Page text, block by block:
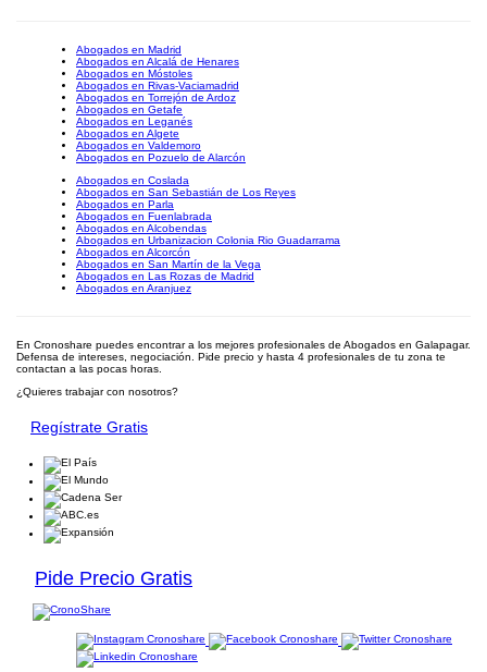
Abogados en Madrid
Abogados en Alcalá de Henares
Abogados en Móstoles
Abogados en Rivas-Vaciamadrid
Abogados en Torrejón de Ardoz
Abogados en Getafe
Abogados en Leganés
Abogados en Algete
Abogados en Valdemoro
Abogados en Pozuelo de Alarcón
Abogados en Coslada
Abogados en San Sebastián de Los Reyes
Abogados en Parla
Abogados en Fuenlabrada
Abogados en Alcobendas
Abogados en Urbanizacion Colonia Rio Guadarrama
Abogados en Alcorcón
Abogados en San Martín de la Vega
Abogados en Las Rozas de Madrid
Abogados en Aranjuez
En Cronoshare puedes encontrar a los mejores profesionales de Abogados en Galapagar.
Defensa de intereses, negociación. Pide precio y hasta 4 profesionales de tu zona te
contactan a las pocas horas.
¿Quieres trabajar con nosotros?
Regístrate Gratis
Pide Precio Gratis